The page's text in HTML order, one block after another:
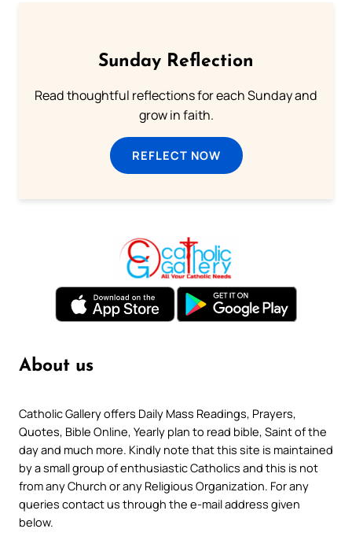
Sunday Reflection
Read thoughtful reflections for each Sunday and
grow in faith.
REFLECT NOW
About us
Catholic Gallery offers Daily Mass Readings, Prayers,
Quotes, Bible Online, Yearly plan to read bible, Saint of the
day and much more. Kindly note that this site is maintained
by a small group of enthusiastic Catholics and this is not
from any Church or any Religious Organization. For any
queries contact us through the e-mail address given
below.